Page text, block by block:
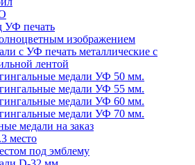
УФ печать
изображением
с УФ печать металлические с
лентой
медали УФ 50 мм.
медали УФ 55 мм.
медали УФ 60 мм.
медали УФ 70 мм.
медали на заказ
место
под эмблему